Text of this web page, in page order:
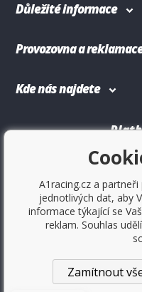
Důležité informace
Provozovna a
Kde nás najdete
Copyright © 2017
A1racing.cz a
jednotlivých dat, aby
informace týkající se
reklam. Souhlas
Zamítnout